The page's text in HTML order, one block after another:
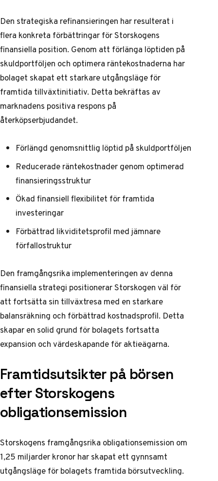
Den strategiska refinansieringen har resulterat i
flera konkreta förbättringar för Storskogens
finansiella position. Genom att förlänga löptiden på
skuldportföljen och optimera räntekostnaderna har
bolaget skapat ett starkare utgångsläge för
framtida tillväxtinitiativ. Detta bekräftas av
marknadens positiva respons på
återköpserbjudandet.
Förlängd genomsnittlig löptid på skuldportföljen
Reducerade räntekostnader genom optimerad
finansieringsstruktur
Ökad finansiell flexibilitet för framtida
investeringar
Förbättrad likviditetsprofil med jämnare
förfallostruktur
Den framgångsrika implementeringen av denna
finansiella strategi positionerar Storskogen väl för
att fortsätta sin tillväxtresa med en starkare
balansräkning och förbättrad kostnadsprofil. Detta
skapar en solid grund för bolagets fortsatta
expansion och värdeskapande för aktieägarna.
Framtidsutsikter på börsen
efter Storskogens
obligationsemission
Storskogens framgångsrika obligationsemission om
1,25 miljarder kronor har skapat ett gynnsamt
utgångsläge för bolagets framtida börsutveckling.